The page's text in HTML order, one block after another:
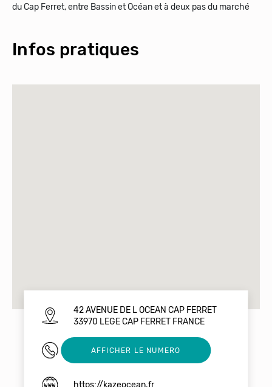
du Cap Ferret, entre Bassin et Océan et à deux pas du marché
Infos pratiques
42 AVENUE DE L OCEAN CAP FERRET
33970 LEGE CAP FERRET FRANCE
05 57 05 44 24
AFFICHER LE NUMERO